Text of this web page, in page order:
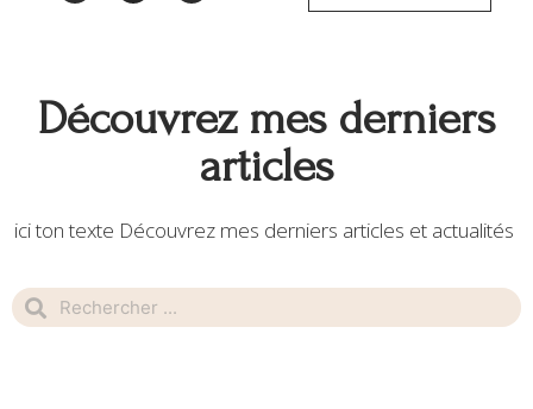
Découvrez mes derniers
articles
ici ton texte Découvrez mes derniers articles et actualités